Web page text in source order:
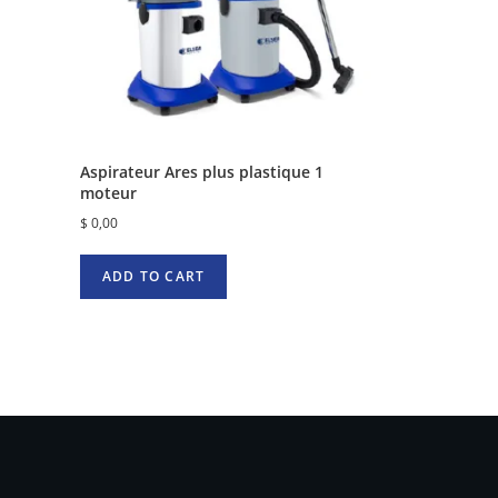
Aspirateur Ares plus plastique 1
moteur
$ 0,00
ADD TO CART